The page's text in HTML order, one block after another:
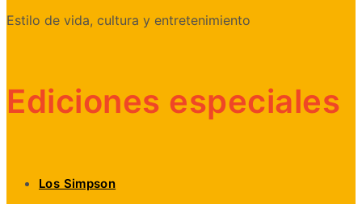
Estilo de vida, cultura y entretenimiento
Ediciones especiales
Los Simpson